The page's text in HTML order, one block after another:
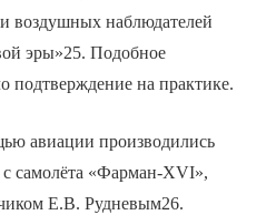
воздушных наблюдателей
эры»25. Подобное
подтверждение на практике.
авиации производились
самолёта «Фарман-XVI»,
Е.В. Рудневым26.